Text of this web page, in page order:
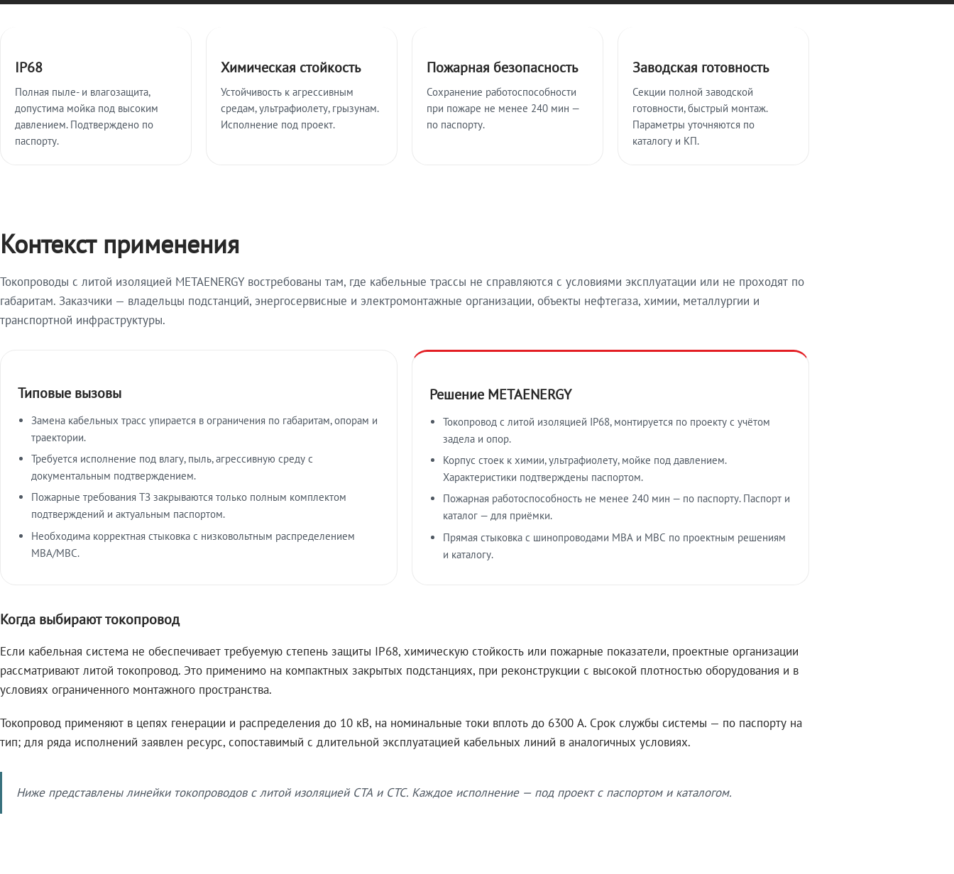
IP68
Полная пыле- и влагозащита,
допустима мойка под высоким
давлением. Подтверждено по
паспорту.
Химическая стойкость
Устойчивость к агрессивным
средам, ультрафиолету, грызунам.
Исполнение под проект.
Пожарная безопасность
Сохранение работоспособности
при пожаре не менее 240 мин —
по паспорту.
Заводская готовность
Секции полной заводской
готовности, быстрый монтаж.
Параметры уточняются по
каталогу и КП.
Контекст применения
Токопроводы с литой изоляцией METAENERGY востребованы там, где кабельные трассы не справляются с условиями эксплуатации или не проходят по
габаритам. Заказчики — владельцы подстанций, энергосервисные и электромонтажные организации, объекты нефтегаза, химии, металлургии и
транспортной инфраструктуры.
Типовые вызовы
Замена кабельных трасс упирается в ограничения по габаритам, опорам и
траектории.
Требуется исполнение под влагу, пыль, агрессивную среду с
документальным подтверждением.
Пожарные требования ТЗ закрываются только полным комплектом
подтверждений и актуальным паспортом.
Необходима корректная стыковка с низковольтным распределением
МВА/МВС.
Решение METAENERGY
Токопровод с литой изоляцией IP68, монтируется по проекту с учётом
задела и опор.
Корпус стоек к химии, ультрафиолету, мойке под давлением.
Характеристики подтверждены паспортом.
Пожарная работоспособность не менее 240 мин — по паспорту. Паспорт и
каталог — для приёмки.
Прямая стыковка с шинопроводами МВА и МВС по проектным решениям
и каталогу.
Когда выбирают токопровод
Если кабельная система не обеспечивает требуемую степень защиты IP68, химическую стойкость или пожарные показатели, проектные организации
рассматривают литой токопровод. Это применимо на компактных закрытых подстанциях, при реконструкции с высокой плотностью оборудования и в
условиях ограниченного монтажного пространства.
Токопровод применяют в цепях генерации и распределения до 10 кВ, на номинальные токи вплоть до 6300 А. Срок службы системы — по паспорту на
тип; для ряда исполнений заявлен ресурс, сопоставимый с длительной эксплуатацией кабельных линий в аналогичных условиях.
Ниже представлены линейки токопроводов с литой изоляцией СТА и СТС. Каждое исполнение — под проект с паспортом и каталогом.